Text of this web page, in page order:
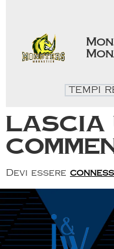
TEMPI
Lascia
Devi essere